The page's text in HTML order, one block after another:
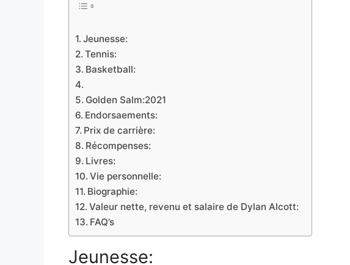
Jeunesse:
Tennis:
Basketball:
Golden Salm:2021
Endorsaements:
Prix de carrière:
Récompenses:
Livres:
Vie personnelle:
Biographie:
Valeur nette, revenu et salaire de Dylan Alcott:
FAQ’s
Jeunesse: